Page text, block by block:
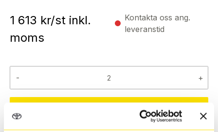
1 613 kr/st inkl.
moms
Kontakta oss ang.
leveranstid
- +